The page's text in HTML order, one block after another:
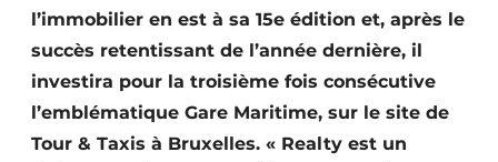
Contrôle d’accès
Éclairage
Fondations
l’immobilier en est à sa 15e édition et, après le
succès retentissant de l’année dernière, il
investira pour la troisième fois consécutive
l’emblématique Gare Maritime, sur le site de
Tour & Taxis à Bruxelles. « Realty est un